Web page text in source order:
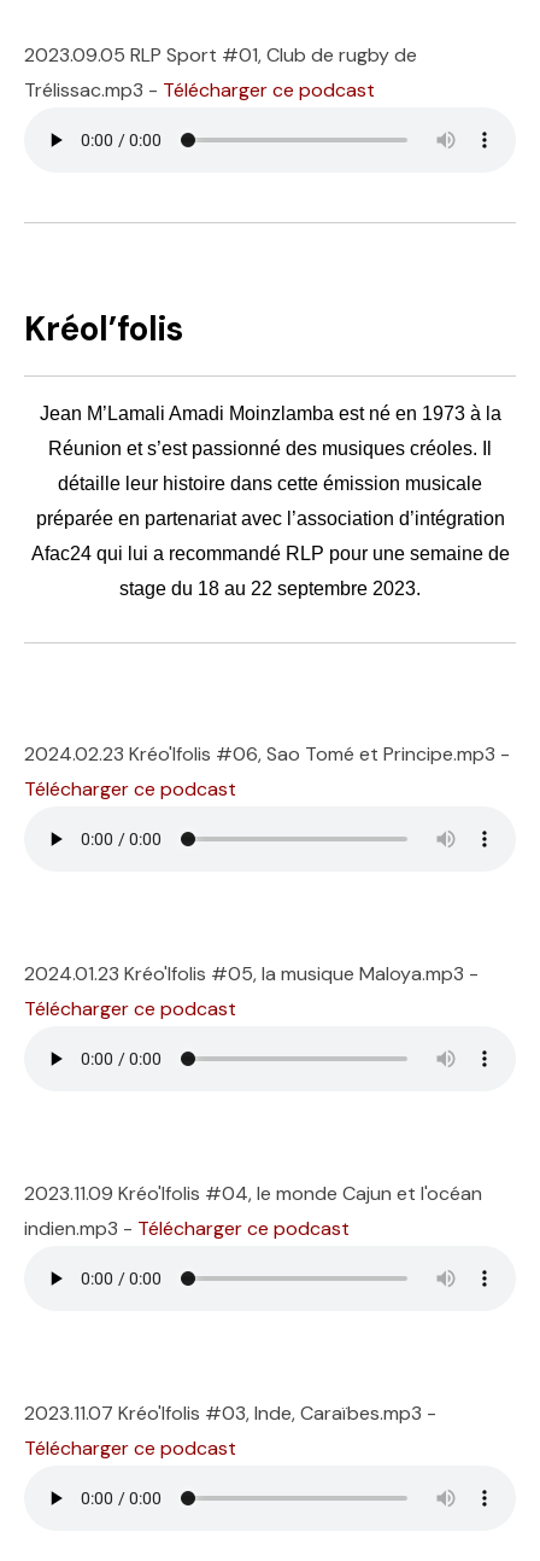
2023.09.05 RLP Sport #01, Club de rugby de
Trélissac.mp3 - Télécharger ce podcast
Kréol’folis
Jean M’Lamali Amadi Moinzlamba est né en 1973 à la
Réunion et s’est passionné des musiques créoles. Il
détaille leur histoire dans cette émission musicale
préparée en partenariat avec l’association d’intégration
Afac24 qui lui a recommandé RLP pour une semaine de
stage du 18 au 22 septembre 2023.
2024.02.23 Kréo'lfolis #06, Sao Tomé et Principe.mp3 -
Télécharger ce podcast
2024.01.23 Kréo'lfolis #05, la musique Maloya.mp3 -
Télécharger ce podcast
2023.11.09 Kréo'lfolis #04, le monde Cajun et l'océan
indien.mp3 - Télécharger ce podcast
2023.11.07 Kréo'lfolis #03, Inde, Caraïbes.mp3 -
Télécharger ce podcast